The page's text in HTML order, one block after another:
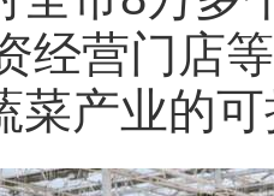
经营门店
菜产业的